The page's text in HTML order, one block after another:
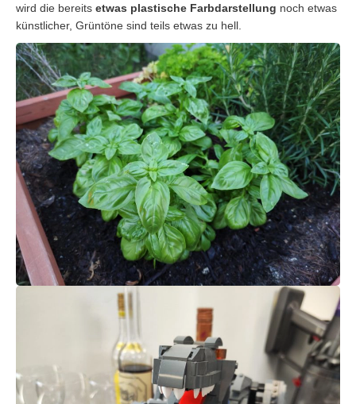
wird die bereits etwas plastische Farbdarstellung noch etwas
künstlicher, Grüntöne sind teils etwas zu hell.